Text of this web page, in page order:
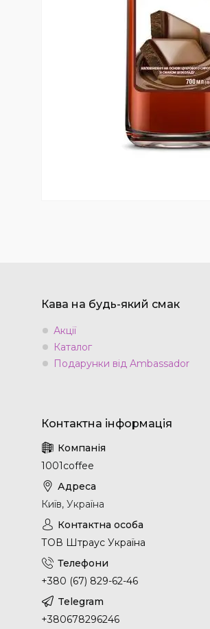
Кава на будь-який смак
Акції
Каталог
Подарунки від Ambassador
1001coffee
Київ, Україна
ТОВ Штраус Україна
+380 (67) 829-62-46
+380678296246